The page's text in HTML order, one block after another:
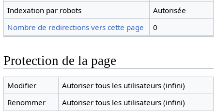
Indexation par robots
Autorisée
Nombre de redirections vers cette page
0
Protection de la page
Modifier
Autoriser tous les utilisateurs (infini)
Renommer
Autoriser tous les utilisateurs (infini)